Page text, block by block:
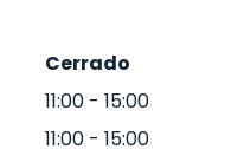
Cerrado
11:00 - 15:00
11:00 - 15:00